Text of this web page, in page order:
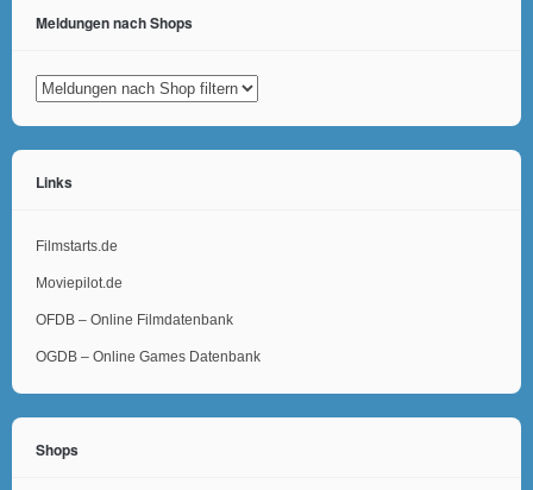
Meldungen nach Shops
Links
Filmstarts.de
Moviepilot.de
OFDB – Online Filmdatenbank
OGDB – Online Games Datenbank
Shops